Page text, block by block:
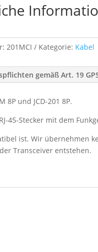
201MCI Kategorie: Kabel
gemäß Art. 19
8P und JCD-201 8P.
45-Stecker mit dem
ist. Wir übernehmen
Transceiver entstehen.